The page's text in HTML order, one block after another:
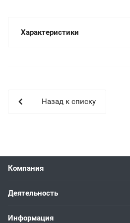
Характеристики
Назад к списку
Компания
Деятельность
Информация